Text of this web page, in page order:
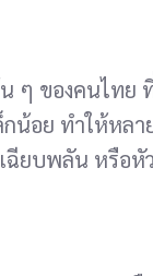
ๆ ของคนไทย
กน้อย ทำให้หล
ฉียบพลัน หรือหั